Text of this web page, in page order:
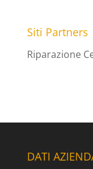
Siti Partners
Riparazione
DATI